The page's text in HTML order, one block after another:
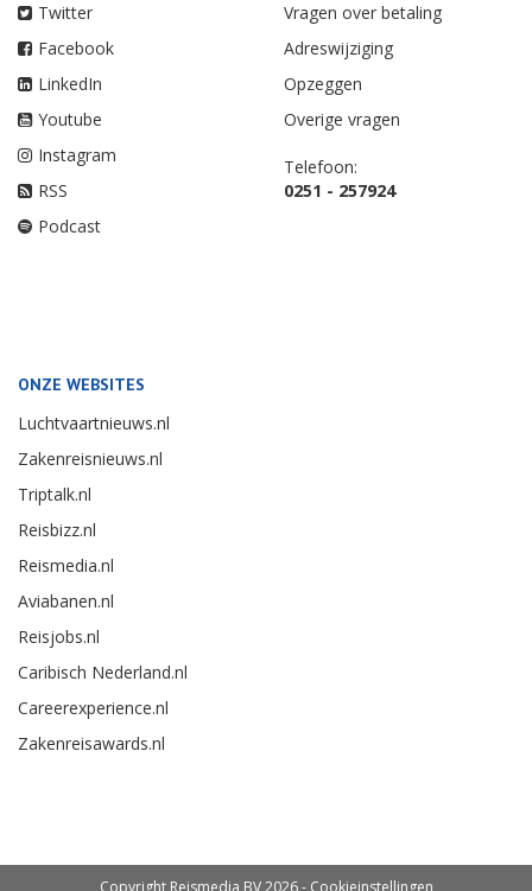
Twitter
Facebook
LinkedIn
Youtube
Instagram
RSS
Podcast
Vragen over betaling
Adreswijziging
Opzeggen
Overige vragen
Telefoon:
0251 - 257924
ONZE WEBSITES
Luchtvaartnieuws.nl
Zakenreisnieuws.nl
Triptalk.nl
Reisbizz.nl
Reismedia.nl
Aviabanen.nl
Reisjobs.nl
Caribisch Nederland.nl
Careerexperience.nl
Zakenreisawards.nl
Copyright Reismedia BV 2026 - Cookieinstellingen